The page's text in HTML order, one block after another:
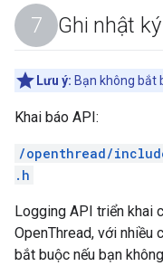
Ghi nhật ký
Lưu ý: Bạn không bắt
Khai báo API:
/openthread/
.h
Logging API triển khai
OpenThread, với nhiều
bắt buộc nếu bạn